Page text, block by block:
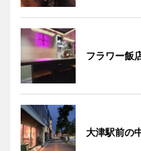
フラワー飯
大津駅前の